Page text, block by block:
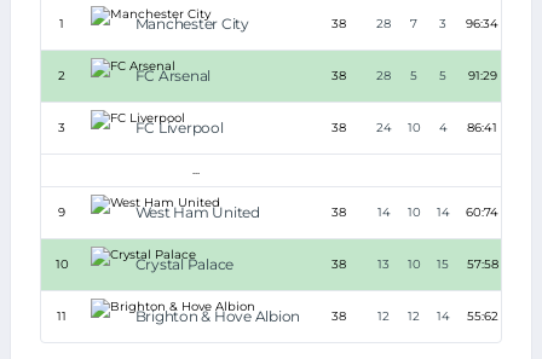
1 Manchester City 38 28 7 3 96:34
2 FC Arsenal 38 28 5 5 91:29
3 FC Liverpool 38 24 10 4 86:41
...
9 West Ham United 38 14 10 14 60:74
10 Crystal Palace 38 13 10 15 57:58
11 Brighton & Hove Albion 38 12 12 14 55:62